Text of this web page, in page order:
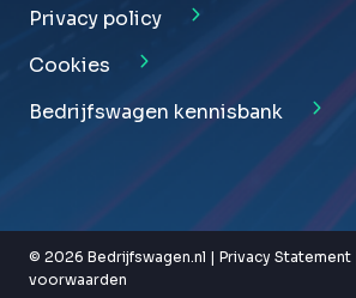
Privacy policy
Cookies
Bedrijfswagen kennisbank
© 2026 Bedrijfswagen.nl | Privacy Statement
voorwaarden